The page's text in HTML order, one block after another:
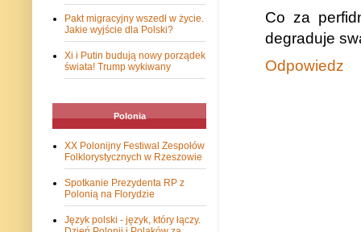
Co za
degraduje
Odpowiedz
Pakt migracyjny wszedł w życie.
Jakie wyjście dla Polski?
Xi i Putin budują nowy porządek
świata! Trump wykiwany
Polonia
XX Polonijny Festiwal Zespołów
Folklorystycznych w Rzeszowie
Spotkanie Prezydenta RP z
Polonią na Florydzie
Język polski - język, który łączy.